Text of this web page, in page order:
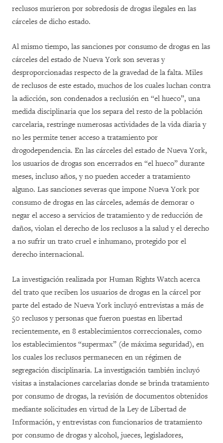
reclusos murieron por sobredosis de drogas ilegales en las
cárceles de dicho estado.
Al mismo tiempo, las sanciones por consumo de drogas en las
cárceles del estado de Nueva York son severas y
desproporcionadas respecto de la gravedad de la falta. Miles
de reclusos de este estado, muchos de los cuales luchan contra
la adicción, son condenados a reclusión en “el hueco”, una
medida disciplinaria que los separa del resto de la población
carcelaria, restringe numerosas actividades de la vida diaria y
no les permite tener acceso a tratamiento por
drogodependencia. En las cárceles del estado de Nueva York,
los usuarios de drogas son encerrados en “el hueco” durante
meses, incluso años, y no pueden acceder a tratamiento
alguno. Las sanciones severas que impone Nueva York por
consumo de drogas en las cárceles, además de demorar o
negar el acceso a servicios de tratamiento y de reducción de
daños, violan el derecho de los reclusos a la salud y el derecho
a no sufrir un trato cruel e inhumano, protegido por el
derecho internacional.
La investigación realizada por Human Rights Watch acerca
del trato que reciben los usuarios de drogas en la cárcel por
parte del estado de Nueva York incluyó entrevistas a más de
50 reclusos y personas que fueron puestas en libertad
recientemente, en 8 establecimientos correccionales, como
los establecimientos “supermax” (de máxima seguridad), en
los cuales los reclusos permanecen en un régimen de
segregación disciplinaria. La investigación también incluyó
visitas a instalaciones carcelarias donde se brinda tratamiento
por consumo de drogas, la revisión de documentos obtenidos
mediante solicitudes en virtud de la Ley de Libertad de
Información, y entrevistas con funcionarios de tratamiento
por consumo de drogas y alcohol, jueces, legisladores,